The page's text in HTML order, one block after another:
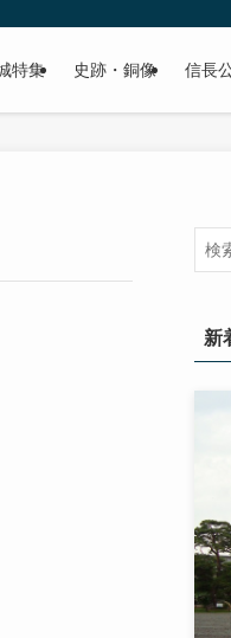
戸時代と幅広くご紹介致します。
特集 史跡・銅像 信長
新